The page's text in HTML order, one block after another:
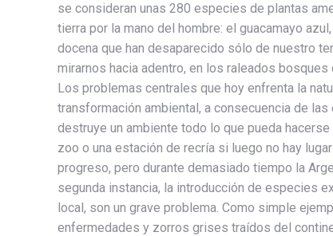
se consideran unas 280 especies de plantas
tierra por la mano del hombre: el guacamayo
docena que han desaparecido sólo de nuestro
mirarnos hacia adentro, en los raleados
Los problemas centrales que hoy enfrenta la
transformación ambiental, a consecuencia de
destruye un ambiente todo lo que pueda
zoo o una estación de recría si luego no hay
progreso, pero durante demasiado tiempo la
segunda instancia, la introducción de especies
local, son un grave problema. Como simple
enfermedades y zorros grises traídos del